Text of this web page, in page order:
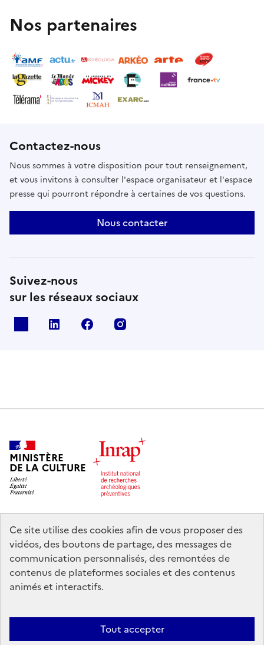
Ce site utilise des cookies afin de vous proposer des
vidéos, des boutons de partage, des messages de
communication personnalisés, des remontées de
contenus de plateformes sociales et des contenus
animés et interactifs.
Tout accepter
Nos partenaires
Contactez-nous
Nous sommes à votre disposition pour tout renseignement,
et vous invitons à consulter l'espace organisateur et l'espace
presse qui pourront répondre à certaines de vos questions.
Nous contacter
Suivez-nous
sur les réseaux sociaux
Linkedin Facebook
MINISTÈRE
DE LA CULTURE
legifrance.gouv.fr
info.gouv.fr
service-public.gouv.fr
data.gouv.fr
Nous contacter Mentions légales
Accessibilité : partiellement
Politique d’utilisation des témoins de connexion (cookies)